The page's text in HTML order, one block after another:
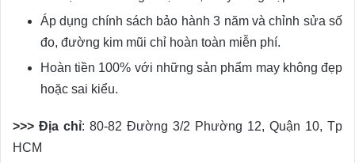
Áp dụng chính sách bảo hành 3 năm và chỉnh sửa số
đo, đường kim mũi chỉ hoàn toàn miễn phí.
Hoàn tiền 100% với những sản phẩm may không đẹp
hoặc sai kiểu.
>>> Địa chỉ: 80-82 Đường 3/2 Phường 12, Quận 10, Tp
HCM